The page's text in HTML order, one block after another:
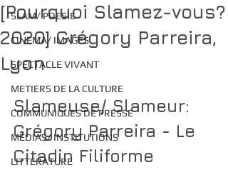
SLAM/ POESIE
CINEMA/ IMAGES
SPECTACLE VIVANT
METIERS DE LA CULTURE
COMMUNIQUES DE PRESSE
MEDIAS/ INSTITUTIONS
LITTERATURE
[Pourquoi Slamez-vous?
2020] Grégory Parreira,
Lyon
Slameuse/ Slameur:
Grégory Parreira - Le
Citadin Filiforme